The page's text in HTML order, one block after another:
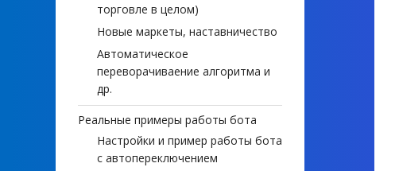
торговле в целом)
Новые маркеты, наставничество
Автоматическое
переворачиваение алгоритма и
др.
Реальные примеры работы бота
Настройки и пример работы бота
с автопереключением